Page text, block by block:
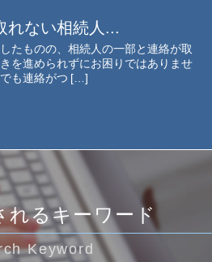
れない相続人...
たものの、相続人の一部と連絡が取
を進められずにお困りではありませ
も連絡がつ […]
れるキーワード
Keyword